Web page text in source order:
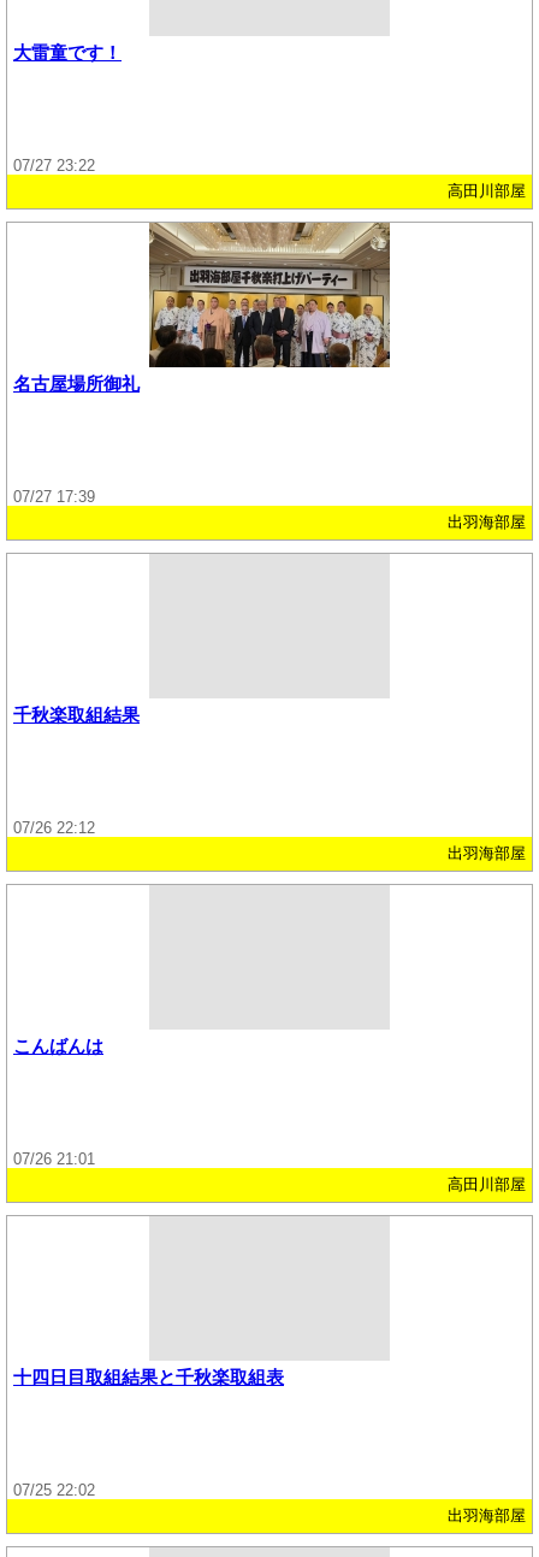
大雷童です！
07/27 23:22
高田川部屋
名古屋場所御礼
07/27 17:39
出羽海部屋
千秋楽取組結果
07/26 22:12
出羽海部屋
こんばんは
07/26 21:01
高田川部屋
十四日目取組結果と千秋楽取組表
07/25 22:02
出羽海部屋